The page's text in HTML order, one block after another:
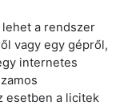
a rendszer
vagy egy gépről,
internetes
esetben a licitek